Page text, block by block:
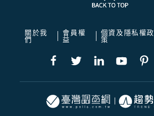
關於我
們
會員權
益
個資及隱私權政
策